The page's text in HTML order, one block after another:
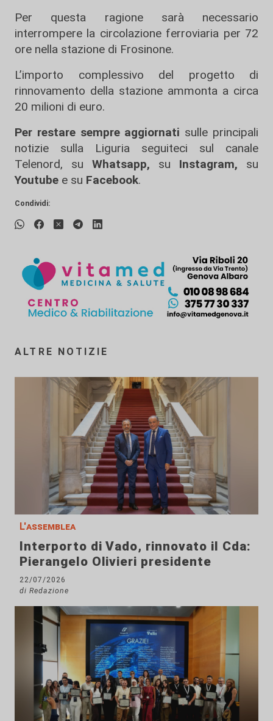
Per questa ragione sarà necessario
interrompere la circolazione ferroviaria per 72
ore nella stazione di Frosinone.
L’importo complessivo del progetto di
rinnovamento della stazione ammonta a circa
20 milioni di euro.
Per restare sempre aggiornati sulle principali
notizie sulla Liguria seguiteci sul canale
Telenord, su
Whatsapp, su Instagram, su
Youtube e su Facebook.
Condividi:
ALTRE NOTIZIE
L'assemblea
Interporto di Vado, rinnovato il Cda:
Pierangelo Olivieri presidente
22/07/2026
di Redazione